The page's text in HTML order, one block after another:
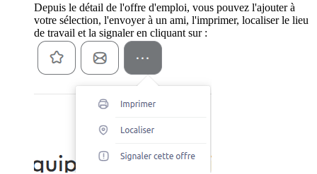
Depuis le détail de l'offre d'emploi, vous pouvez l'ajouter à
votre sélection, l'envoyer à un ami, l'imprimer, localiser le lieu
de travail et la signaler en cliquant sur :